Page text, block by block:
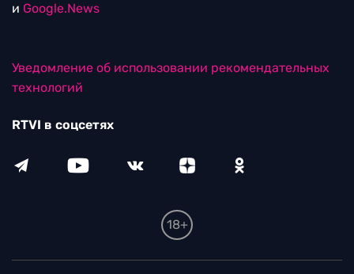
и Google.News
Уведомление об использовании рекомендательных
технологий
RTVI в соцсетях
18+